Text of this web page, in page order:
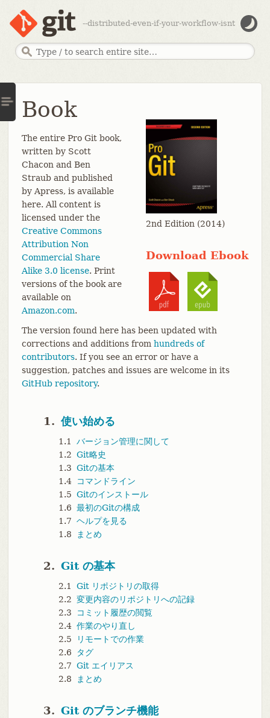
--distributed-even-if-your-workflow-isnt
Book
2nd Edition (2014)
Download Ebook
The entire Pro Git book,
written by Scott
Chacon and Ben
Straub and published
by Apress, is available
here. All content is
licensed under the
Creative Commons
Attribution Non
Commercial Share
Alike 3.0 license. Print
versions of the book are
available on
Amazon.com.
The version found here has been updated with
corrections and additions from hundreds of
contributors. If you see an error or have a
suggestion, patches and issues are welcome in its
GitHub repository.
1. 使い始める
1.1
バージョン管理に関して
1.2 Git略史
1.3 Gitの基本
1.4
コマンドライン
1.5 Gitのインストール
1.6 最初のGitの構成
1.7 ヘルプを見る
1.8
まとめ
2. Git の基本
2.1
Git リポジトリの取得
2.2 変更内容のリポジトリへの記録
2.3
コミット履歴の閲覧
2.4 作業のやり直し
2.5
リモートでの作業
2.6
タグ
2.7 Git エイリアス
2.8
まとめ
3. Git のブランチ機能